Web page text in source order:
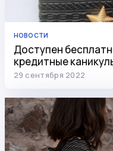
НОВОСТИ
Доступен
кредитные
29 сентября 2022